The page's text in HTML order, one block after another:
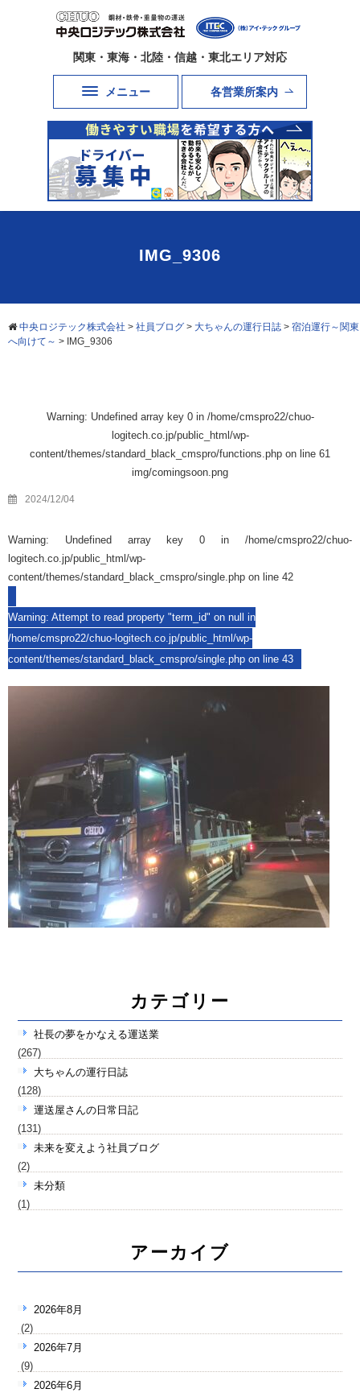
関東・東海・北陸・信越・東北エリア対応
メニュー 各営業所案内
IMG_9306
中央ロジテック株式会社 > 社員ブログ > 大ちゃんの運行日誌 > 宿泊運行～関東
へ向けて～ > IMG_9306
Warning: Undefined array key 0 in /home/cmspro22/chuo-
logitech.co.jp/public_html/wp-
content/themes/standard_black_cmspro/functions.php on line 61
img/comingsoon.png
2024/12/04
Warning: Undefined array key 0 in /home/cmspro22/chuo-
logitech.co.jp/public_html/wp-
content/themes/standard_black_cmspro/single.php on line 42
Warning: Attempt to read property "term_id" on null in
/home/cmspro22/chuo-logitech.co.jp/public_html/wp-
content/themes/standard_black_cmspro/single.php on line 43
カテゴリー
社長の夢をかなえる運送業
(267)
大ちゃんの運行日誌
(128)
運送屋さんの日常日記
(131)
未来を変えよう社員ブログ
(2)
未分類
(1)
アーカイブ
2026年8月
(2)
2026年7月
(9)
2026年6月